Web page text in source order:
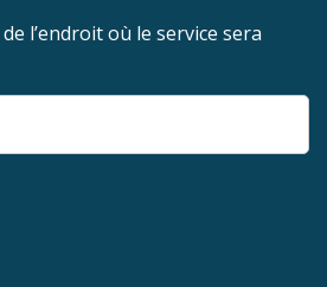
l’endroit où le service sera